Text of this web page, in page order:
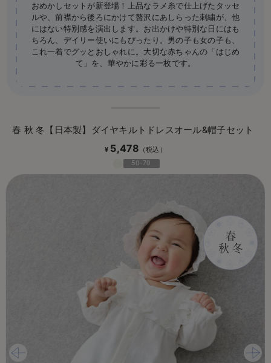
おめかしセットが新登場！上品なラメ糸で仕上げたタッセ
ルや、前襟から後ろにかけて贅沢にあしらった刺繍が、他
にはない特別感を演出します。お出かけや特別な日にはも
ちろん、デイリー使いにもぴったり。男の子も女の子も、
これ一着でグッとおしゃれに。大切な赤ちゃんの「はじめ
て」を、華やかに彩る一枚です。
春 秋 冬【日本製】ダイヤキルトドレスオール&帽子セット
¥ 5,478
50-70